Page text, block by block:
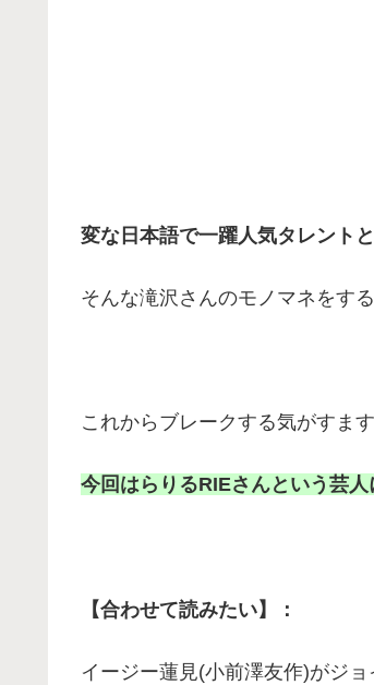
変な日本語で一躍人気タレント
そんな滝沢さんのモノマネをす
これからブレークする気がすます
今回はらりるRIEさんという芸人
【合わせて読みたい】：
イージー蓮見(小前澤友作)がジ